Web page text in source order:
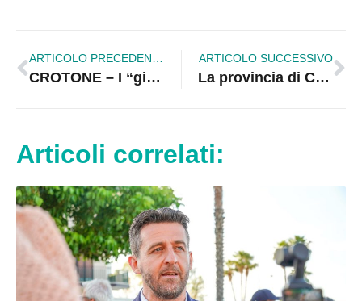
CROTONE – I “giornattori” tornano in scena con “Torna Pitagora?!”: comicità e solidarietà nella Villa Comunale
ARTICOLO SUCCESSIVO
La provincia di Cosenza brucia: fiamme a Cassano, Firmo e San Marco
Articoli correlati: